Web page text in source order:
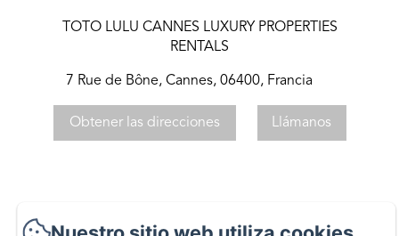
TOTO LULU CANNES LUXURY PROPERTIES
RENTALS
7 Rue de Bône, Cannes, 06400, Francia
Obtener las direcciones Llámanos